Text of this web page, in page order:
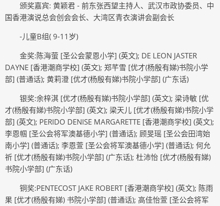
颁奖嘉宾: 黄颖君 - 前东张西望主持人、武汉市政协委员、中
国香港演说总会创会会长、大湾区青衣演讲会副会长
-儿童B组( 9-11岁)
金奖:陈海萤 [圣公会蒙恩小学] (英文); DE LEON JASTER
DAYNE [香港潮商学校] (英文); 郑芊雪 [优才(杨殷有娣)书院小学
部] (普通话); 黄莉澄 [优才(杨殷有娣)书院小学部] (广东话)
银奖:余梓淇 [优才(杨殷有娣)书院小学部] (英文); 梁诗敏 [优
才(杨殷有娣)书院小学部] (英文); 梁天儿 [优才(杨殷有娣)书院小学
部] (英文); PERIDO DENISE MARGARETTE [香港潮商学校] (英文);
李恩帼 [圣公会将军澳基德小学] (普通话); 顾旻瑶 [圣公会田湾始
南小学] (普通话); 李恩萱 [圣公会将军澳基德小学] (普通话); 何允
祈 [优才(杨殷有娣)书院小学部] (广东话); 杜沛怡 [优才(杨殷有娣)
书院小学部] (广东话)
铜奖:PENTECOST JAKE ROBERT [香港潮商学校] (英文); 陈雨
果 [优才(杨殷有娣) 书院小学部] (普通话); 高佳怡萱 [圣公会将军